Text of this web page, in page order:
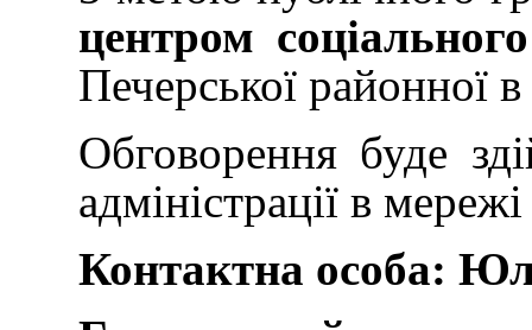
центром
Печерської районної в
Обговорення буде
адміністрації в
Контактна особа: